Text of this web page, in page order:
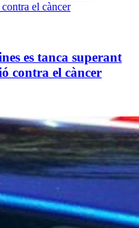
es tanca superant
contra el càncer